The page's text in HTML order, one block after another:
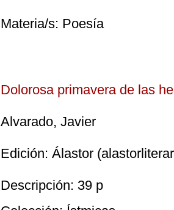
Materia/s: Poesía
Dolorosa primavera de las
Alvarado, Javier
Edición: Álastor
Descripción: 39 p